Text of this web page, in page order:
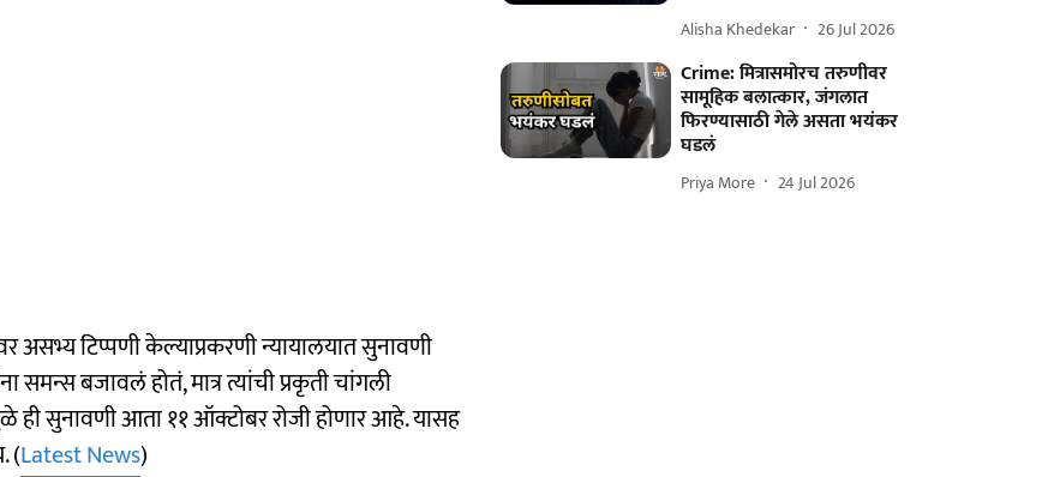
असभ्य टिप्पणी केल्याप्रकरणी न्यायालयात सुनावणी
समन्स बजावलं होतं, मात्र त्यांची प्रकृती चांगली
ही सुनावणी आता ११ ऑक्टोबर रोजी होणार आहे. यासह
(Latest News)
Alisha Khedekar 26 Jul 2026
Crime: मित्रासमोरच तरुणीवर
सामूहिक बलात्कार, जंगलात
फिरण्यासाठी गेले असता भयंकर
घडलं
Priya More 24 Jul 2026